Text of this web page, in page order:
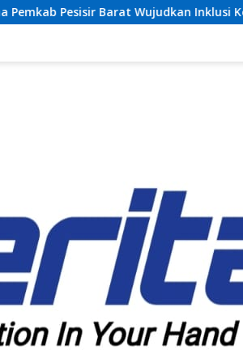
Inklusi Keuangan Nyata: 150 Guru